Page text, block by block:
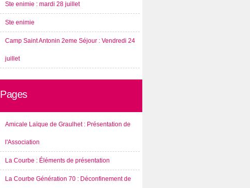
Ste enimie : mardi 28 juillet
Ste enimie
Camp Saint Antonin 2eme Séjour : Vendredi 24
juillet
Pages
Amicale Laïque de Graulhet : Présentation de
l'Association
La Courbe : Éléments de présentation
La Courbe Génération 70 : Déconfinement de